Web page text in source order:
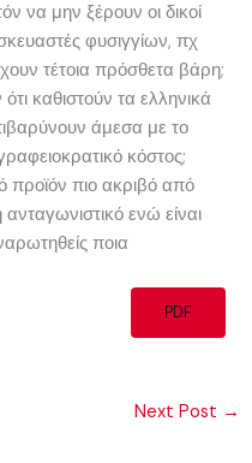
να μην ξέρουν οι δικοί
φυσιγγίων, πχ
τέτοια πρόσθετα βάρη;
καθιστούν τα ελληνικά
άμεσα με το
κόστος;
προϊόν πιο ακριβό από
ενώ είναι
ποια
PDF
Next Post →